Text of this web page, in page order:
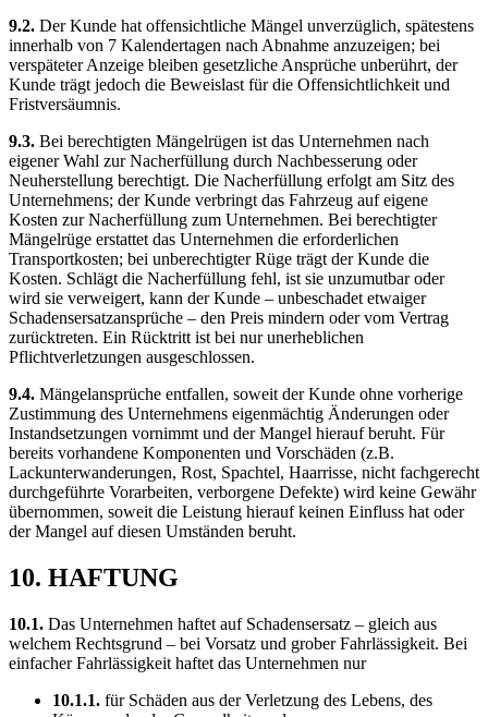
9.2. Der Kunde hat offensichtliche Mängel unverzüglich, spätestens
innerhalb von 7 Kalendertagen nach Abnahme anzuzeigen; bei
verspäteter Anzeige bleiben gesetzliche Ansprüche unberührt, der
Kunde trägt jedoch die Beweislast für die Offensichtlichkeit und
Fristversäumnis.
9.3. Bei berechtigten Mängelrügen ist das Unternehmen nach
eigener Wahl zur Nacherfüllung durch Nachbesserung oder
Neuherstellung berechtigt. Die Nacherfüllung erfolgt am Sitz des
Unternehmens; der Kunde verbringt das Fahrzeug auf eigene
Kosten zur Nacherfüllung zum Unternehmen. Bei berechtigter
Mängelrüge erstattet das Unternehmen die erforderlichen
Transportkosten; bei unberechtigter Rüge trägt der Kunde die
Kosten. Schlägt die Nacherfüllung fehl, ist sie unzumutbar oder
wird sie verweigert, kann der Kunde – unbeschadet etwaiger
Schadensersatzansprüche – den Preis mindern oder vom Vertrag
zurücktreten. Ein Rücktritt ist bei nur unerheblichen
Pflichtverletzungen ausgeschlossen.
9.4. Mängelansprüche entfallen, soweit der Kunde ohne vorherige
Zustimmung des Unternehmens eigenmächtig Änderungen oder
Instandsetzungen vornimmt und der Mangel hierauf beruht. Für
bereits vorhandene Komponenten und Vorschäden (z.B.
Lackunterwanderungen, Rost, Spachtel, Haarrisse, nicht fachgerecht
durchgeführte Vorarbeiten, verborgene Defekte) wird keine Gewähr
übernommen, soweit die Leistung hierauf keinen Einfluss hat oder
der Mangel auf diesen Umständen beruht.
10. HAFTUNG
10.1. Das Unternehmen haftet auf Schadensersatz – gleich aus
welchem Rechtsgrund – bei Vorsatz und grober Fahrlässigkeit. Bei
einfacher Fahrlässigkeit haftet das Unternehmen nur
10.1.1. für Schäden aus der Verletzung des Lebens, des